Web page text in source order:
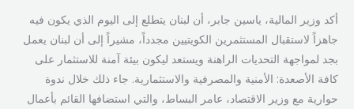
أكد وزير المالية، ياسين جابر، أن لبنان يتطلع إلى اليوم الذي يكون فيه
جاهزاً لاستقبال المستثمرين الكويتيين مجدداً، مشيراً إلى أن لبنان يعمل
بجد لمواجهة التحديات الراهنة ويستعد ليكون بيئة آمنة للاستثمار على
كافة الأصعدة: الأمنية والمصرفية والاستثمارية. جاء ذلك خلال ندوة
حوارية مع وزير الاقتصاد، عامر البساط، والتي استضافها القائم بأعمال